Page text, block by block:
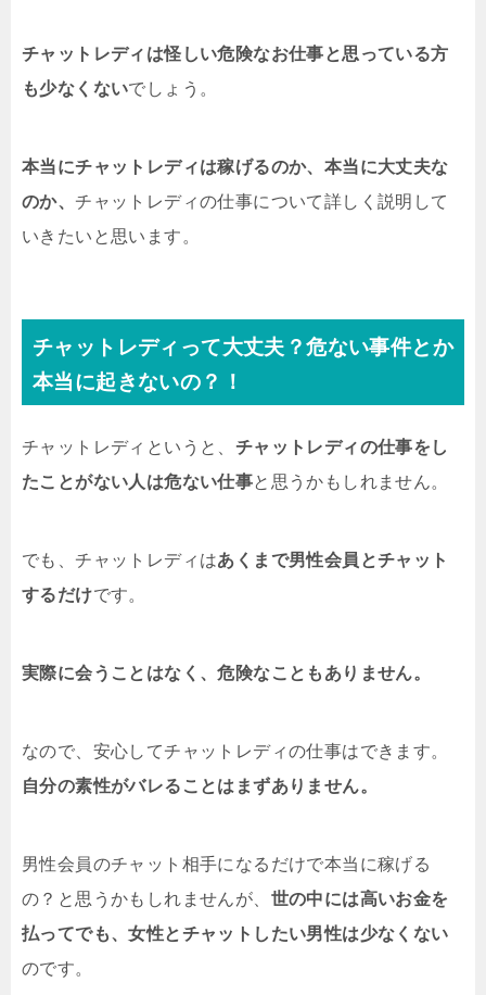
チャットレディは怪しい危険なお仕事と思っている方
も少なくないでしょう。
本当にチャットレディは稼げるのか、本当に大丈夫な
のか、 チャットレディの仕事について詳しく説明して
いきたいと思います。
チャットレディって大丈夫？危ない事件とか
本当に起きないの？！
チャットレディというと、 チャットレディの仕事をし
たことがない人は危ない仕事と思うかもしれません。
でも、チャットレディはあくまで男性会員とチャット
するだけです。
実際に会うことはなく、危険なこともありません。
なので、安心してチャットレディの仕事はできます。
自分の素性がバレることはまずありません。
男性会員のチャット相手になるだけで本当に稼げる
の？と思うかもしれませんが、 世の中には高いお金を
払ってでも、女性とチャットしたい男性は少なくない
のです。